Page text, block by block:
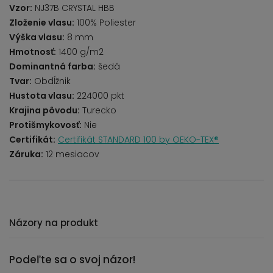
Vzor: NJ37B CRYSTAL HBB
Zloženie vlasu: 100% Poliester
Výška vlasu: 8 mm
Hmotnosť: 1400 g/m2
Dominantná farba: šedá
Tvar: Obdĺžnik
Hustota vlasu: 224000 pkt
Krajina pôvodu: Turecko
Protišmykovosť: Nie
Certifikát: Certifikát STANDARD 100 by OEKO-TEX®
Záruka: 12 mesiacov
Názory na produkt
Podeľte sa o svoj názor!